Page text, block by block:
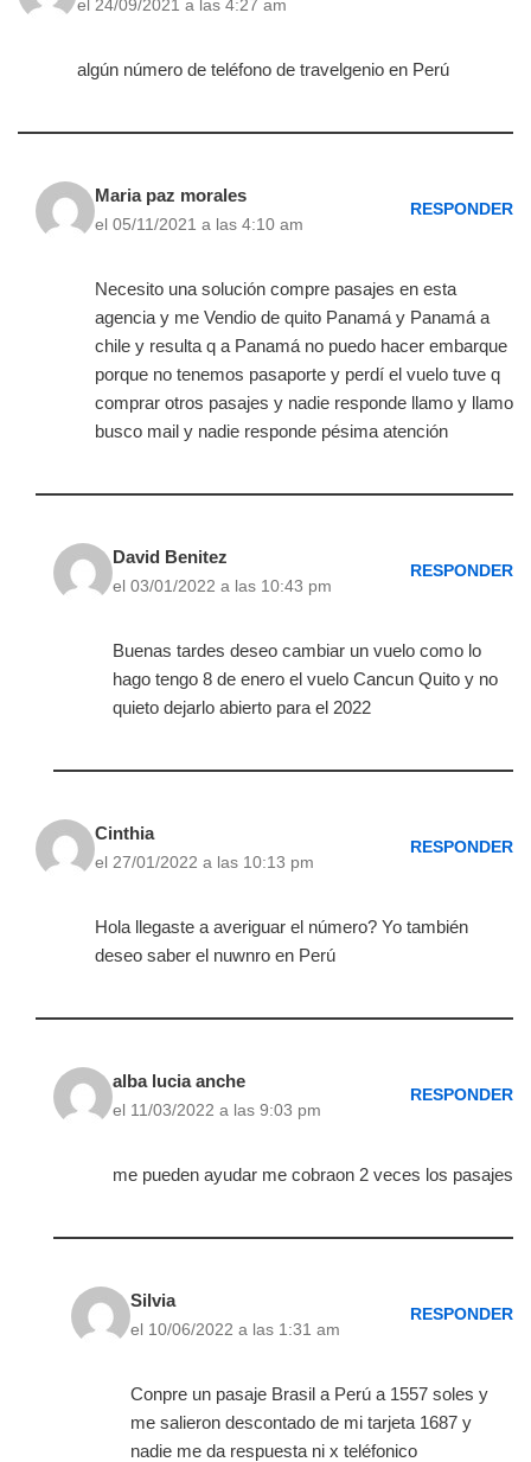
el 24/09/2021 a las 4:27 am
algún número de teléfono de travelgenio en Perú
Maria paz morales
el 05/11/2021 a las 4:10 am
RESPONDER
Necesito una solución compre pasajes en esta
agencia y me Vendio de quito Panamá y Panamá a
chile y resulta q a Panamá no puedo hacer embarque
porque no tenemos pasaporte y perdí el vuelo tuve q
comprar otros pasajes y nadie responde llamo y llamo
busco mail y nadie responde pésima atención
David Benitez
el 03/01/2022 a las 10:43 pm
RESPONDER
Buenas tardes deseo cambiar un vuelo como lo
hago tengo 8 de enero el vuelo Cancun Quito y no
quieto dejarlo abierto para el 2022
Cinthia
el 27/01/2022 a las 10:13 pm
RESPONDER
Hola llegaste a averiguar el número? Yo también
deseo saber el nuwnro en Perú
alba lucia anche
el 11/03/2022 a las 9:03 pm
RESPONDER
me pueden ayudar me cobraon 2 veces los pasajes
Silvia
el 10/06/2022 a las 1:31 am
RESPONDER
Conpre un pasaje Brasil a Perú a 1557 soles y
me salieron descontado de mi tarjeta 1687 y
nadie me da respuesta ni x teléfonico